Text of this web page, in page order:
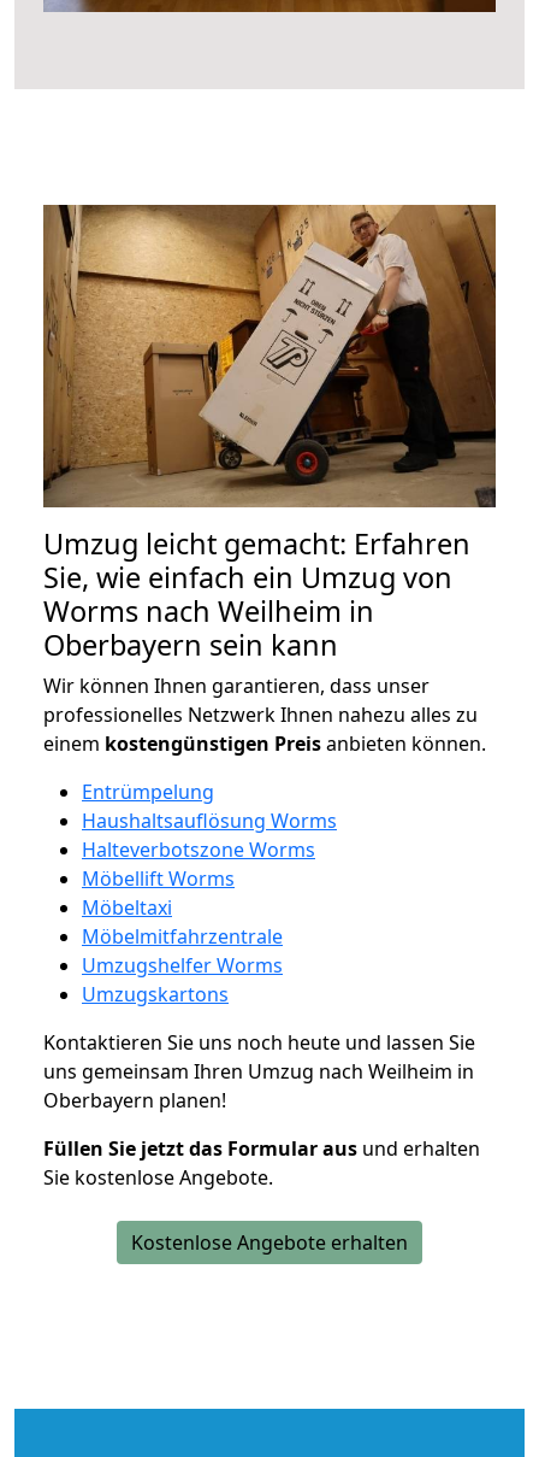
Umzug leicht gemacht: Erfahren
Sie, wie einfach ein Umzug von
Worms nach Weilheim in
Oberbayern sein kann
Wir können Ihnen garantieren, dass unser
professionelles Netzwerk Ihnen nahezu alles zu
einem kostengünstigen Preisanbieten können.
Entrümpelung
Haushaltsauflösung Worms
Halteverbotszone Worms
Möbellift Worms
Möbeltaxi
Möbelmitfahrzentrale
Umzugshelfer Worms
Umzugskartons
Kontaktieren Sie uns noch heute und lassen Sie
uns gemeinsam Ihren Umzug nach Weilheim in
Oberbayern planen!
Füllen Sie jetzt das Formular aus und erhalten
Sie kostenlose Angebote.
Kostenlose Angebote erhalten